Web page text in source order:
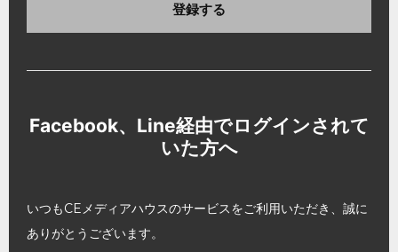
登録する
Facebook、Line経由でログインされて
いた方へ
いつもCEメディアハウスのサービスをご利用いただき、誠に
ありがとうございます。